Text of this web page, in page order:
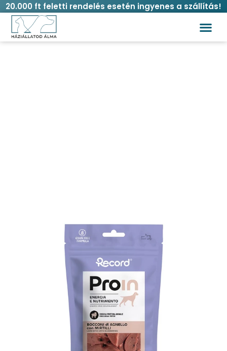
20.000 ft feletti rendelés esetén ingyenes a szállítás!